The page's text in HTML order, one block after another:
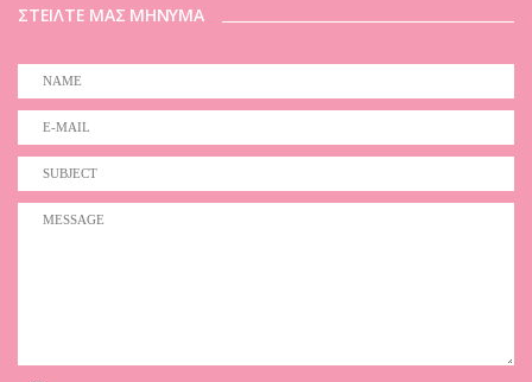
ΣΤΕΙΛΤΕ ΜΑΣ ΜΗΝΥΜΑ